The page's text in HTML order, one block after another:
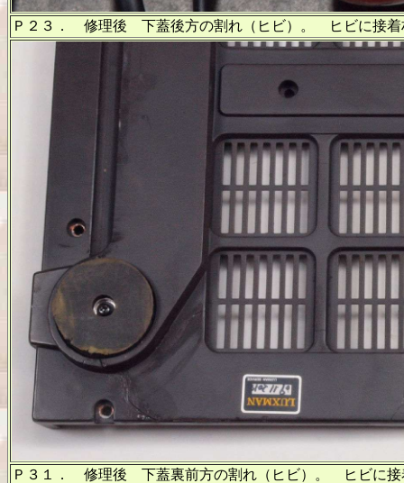
Ｐ２３． 修理後 下蓋後方の割れ（ヒビ）。 ヒビに接着
Ｐ３１． 修理後 下蓋裏前方の割れ（ヒビ）。 ヒビに接